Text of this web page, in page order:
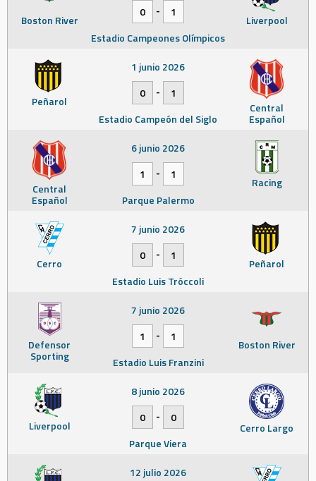
Boston River Liverpool
0
-
1
Estadio Campeones Olímpicos
Peñarol Central
Español
1 junio 2026
0
-
1
Estadio Campeón del Siglo
Central
Español
Racing
6 junio 2026
1
-
1
Parque Palermo
Cerro Peñarol
7 junio 2026
0
-
1
Estadio Luis Tróccoli
Defensor
Sporting
Boston River
7 junio 2026
1
-
1
Estadio Luis Franzini
Liverpool Cerro Largo
8 junio 2026
0
-
0
Parque Viera
12 julio 2026